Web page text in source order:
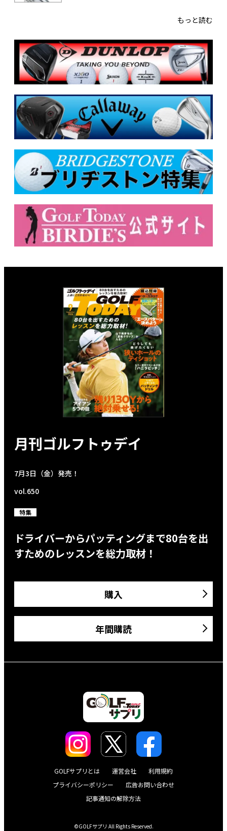
もっと読む
月刊ゴルフトゥデイ
7月3日（金）発売！
vol.650
特集
ドライバーからパッティングまで80台を出
すためのレッスンを総力取材！
購入
年間購読
GOLFサプリとは 運営会社
利用規約
プライバシーポリシー
広告お問い合わせ
記事通知の解除方法
©GOLFサプリ All Rights Reserved.